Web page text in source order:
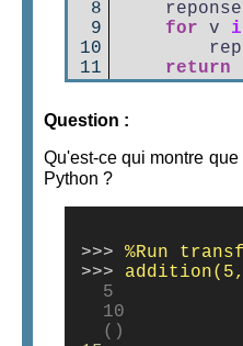
8
9
10
11
reponse
for
v
return
Question :
Qu'est-ce qui montre que
Python ?
>>>
>>>
  5
  10
  ()